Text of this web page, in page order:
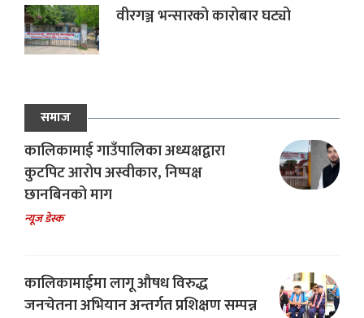
वीरगञ्ज भन्सारको कारोबार घट्यो
समाज
कालिकामाई गाउँपालिका अध्यक्षद्वारा
कुटपिट आरोप अस्वीकार, निष्पक्ष
छानबिनको माग
न्यूज डेस्क
कालिकामाईमा लागू औषध विरुद्ध
जनचेतना अभियान अन्तर्गत प्रशिक्षण सम्पन्न